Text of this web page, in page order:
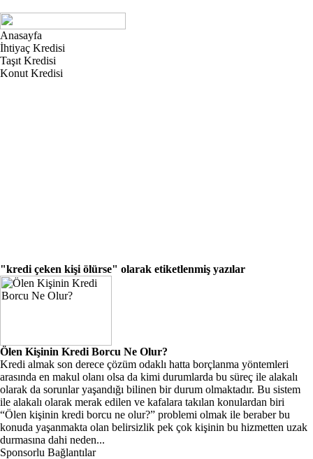
Anasayfa
İhtiyaç Kredisi
Taşıt Kredisi
Konut Kredisi
"kredi çeken kişi ölürse" olarak etiketlenmiş yazılar
Ölen Kişinin Kredi Borcu Ne Olur?
Kredi almak son derece çözüm odaklı hatta borçlanma yöntemleri
arasında en makul olanı olsa da kimi durumlarda bu süreç ile alakalı
olarak da sorunlar yaşandığı bilinen bir durum olmaktadır. Bu sistem
ile alakalı olarak merak edilen ve kafalara takılan konulardan biri
“Ölen kişinin kredi borcu ne olur?” problemi olmak ile beraber bu
konuda yaşanmakta olan belirsizlik pek çok kişinin bu hizmetten uzak
durmasına dahi neden...
Sponsorlu Bağlantılar